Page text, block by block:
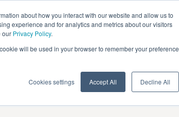
about how you interact with our website and allow us to
experience and for analytics and metrics about our visitors
our Privacy Policy.
will be used in your browser to remember your preference
Cookies settings Accept All Decline All
DownloadRed de ventas